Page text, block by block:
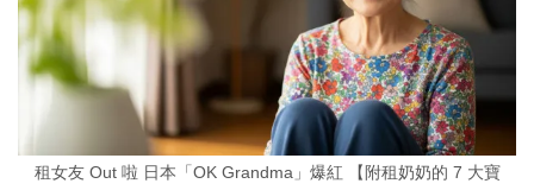
租女友 Out 啦 日本「OK Grandma」爆紅 【附租奶奶的 7 大寶